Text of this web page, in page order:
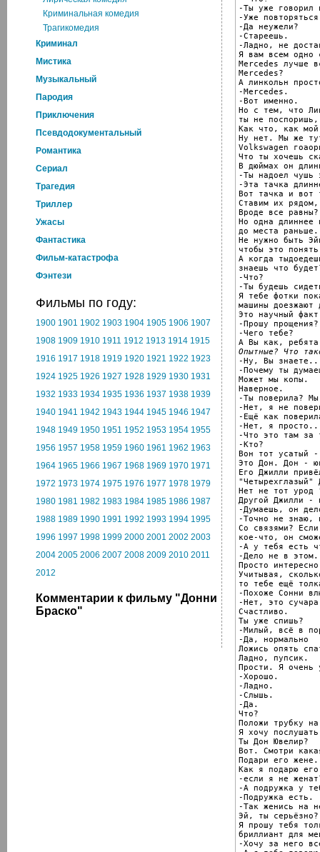
Криминальная комедия
Трагикомедия
Криминал
Мистика
Музыкальный
Пародия
Приключения
Псевдодокументальный
Романтика
Cериал
Трагедия
Триллер
Ужасы
Фантастика
Фильм-катастрофа
Фэнтези
Фильмы по году:
1900 1901 1902 1903 1904 1905 1906 1907
1908 1909 1910 1911 1912 1913 1914 1915
1916 1917 1918 1919 1920 1921 1922 1923
1924 1925 1926 1927 1928 1929 1930 1931
1932 1933 1934 1935 1936 1937 1938 1939
1940 1941 1942 1943 1944 1945 1946 1947
1948 1949 1950 1951 1952 1953 1954 1955
1956 1957 1958 1959 1960 1961 1962 1963
1964 1965 1966 1967 1968 1969 1970 1971
1972 1973 1974 1975 1976 1977 1978 1979
1980 1981 1982 1983 1984 1985 1986 1987
1988 1989 1990 1991 1992 1993 1994 1995
1996 1997 1998 1999 2000 2001 2002 2003
2004 2005 2006 2007 2008 2009 2010 2011
2012
Комментарии к фильму "Донни
Браско"
-Ты уже говорил
-Уже
-Да неужели?
-Стареешь.
-Ладно, не
Я вам всем одно
Mercedes лучше
Mercedes?
А линкольн
-Mercedes.
-Вот именно.
Но с тем, что
ты не
Как что, как мой
Ну нет. Мы же
Volkswagen
Что ты хочешь
В дюймах он
-Ты надоел чушь
-Эта тачка
Вот тачка и вот
Ставим их
Вроде все равны?
Но одна длиннее
до места раньше.
Не нужно быть
чтобы это
А когда
знаешь что
-Что?
-Ты будешь
Я тебе фотки
машины
Это научный
-Прошу прощения?
-Чего тебе?
Опытные? Что
-Ну, Вы
-Почему ты
Может мы копы.
Наверное.
-Ты поверила?
-Нет, я не
-Ещё как
-Нет, я
-Что это там за
-Кто?
Вон тот усатый -
Это Дон. Дон -
Его Джилли
"Четырехглазый"
Нет не тот урод
Другой Джилли -
-Думаешь, он
-Точно не знаю,
Со связями?
кое-что, он
-А у тебя есть
-Дело не в этом.
Просто
Учитывая,
то тебе ещё
-Похоже Сонни
-Нет, это
Счастливо.
Ты уже спишь?
-Милый, всё в
-Да, нормально
Ложись опять
Ладно, пупсик.
Прости. Я очень
-Хорошо.
-Ладно.
-Слышь.
-Да.
Что?
Положи трубку
Я хочу
Ты Дон Ювелир?
Вот. Смотри
Подари его жене.
Как я подарю
-если я не
-А подружка у
-Подружка есть.
-Так женись на
Эй, ты серьёзно?
Я прошу тебя
бриллиант для
-Хочу за него